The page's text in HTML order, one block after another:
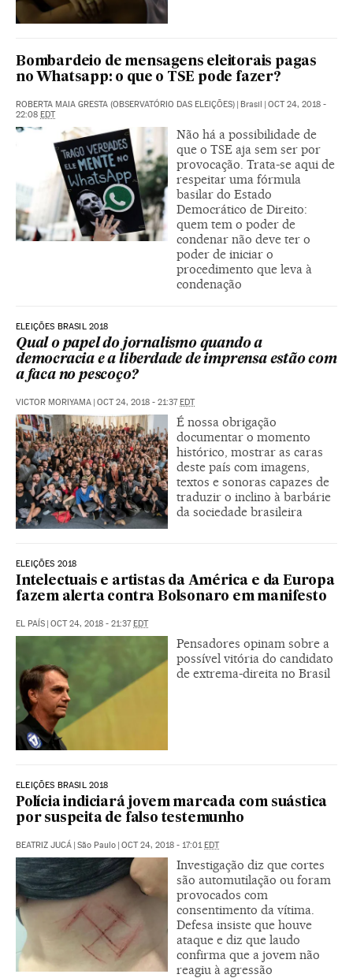
Bombardeio de mensagens eleitorais pagas
no Whatsapp: o que o TSE pode fazer?
ROBERTA MAIA GRESTA (OBSERVATÓRIO DAS ELEIÇÕES) | Brasil | OCT 24, 2018 -
22:08 EDT
Não há a possibilidade de
que o TSE aja sem ser por
provocação. Trata-se aqui de
respeitar uma fórmula
basilar do Estado
Democrático de Direito:
quem tem o poder de
condenar não deve ter o
poder de iniciar o
procedimento que leva à
condenação
ELEIÇÕES BRASIL 2018
Qual o papel do jornalismo quando a
democracia e a liberdade de imprensa estão com
a faca no pescoço?
VICTOR MORIYAMA | OCT 24, 2018 - 21:37EDT
É nossa obrigação
documentar o momento
histórico, mostrar as caras
deste país com imagens,
textos e sonoras capazes de
traduzir o inclino à barbárie
da sociedade brasileira
ELEIÇÕES 2018
Intelectuais e artistas da América e da Europa
fazem alerta contra Bolsonaro em manifesto
EL PAÍS | OCT 24, 2018 - 21:37EDT
Pensadores opinam sobre a
possível vitória do candidato
de extrema-direita no Brasil
ELEIÇÕES BRASIL 2018
Polícia indiciará jovem marcada com suástica
por suspeita de falso testemunho
BEATRIZ JUCÁ | São Paulo | OCT 24, 2018 - 17:01EDT
Investigação diz que cortes
são automutilação ou foram
provocados com
consentimento da vítima.
Defesa insiste que houve
ataque e diz que laudo
confirma que a jovem não
reagiu à agressão